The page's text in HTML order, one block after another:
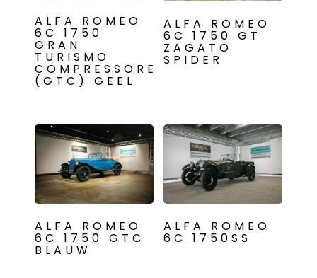
ALFA ROMEO
6C 1750
GRAN
TURISMO
COMPRESSORE
(GTC) GEEL
ALFA ROMEO
6C 1750 GT
ZAGATO
SPIDER
ALFA ROMEO
6C 1750 GTC
BLAUW
ALFA ROMEO
6C 1750SS